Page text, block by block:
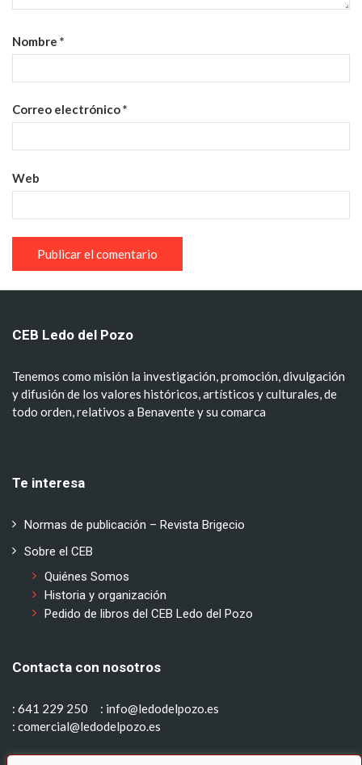
Nombre *
Correo electrónico*
Web
CEB Ledo del Pozo
Tenemos como misión la investigación, promoción, divulgación
y difusión de los valores históricos, artísticos y culturales, de
todo orden, relativos a Benavente y su comarca
Te interesa
Normas de publicación – Revista Brigecio
Sobre el CEB
Quiénes Somos
Historia y organización
Pedido de libros del CEB Ledo del Pozo
Contacta con nosotros
: 641 229 250
: info@ledodelpozo.es
: comercial@ledodelpozo.es